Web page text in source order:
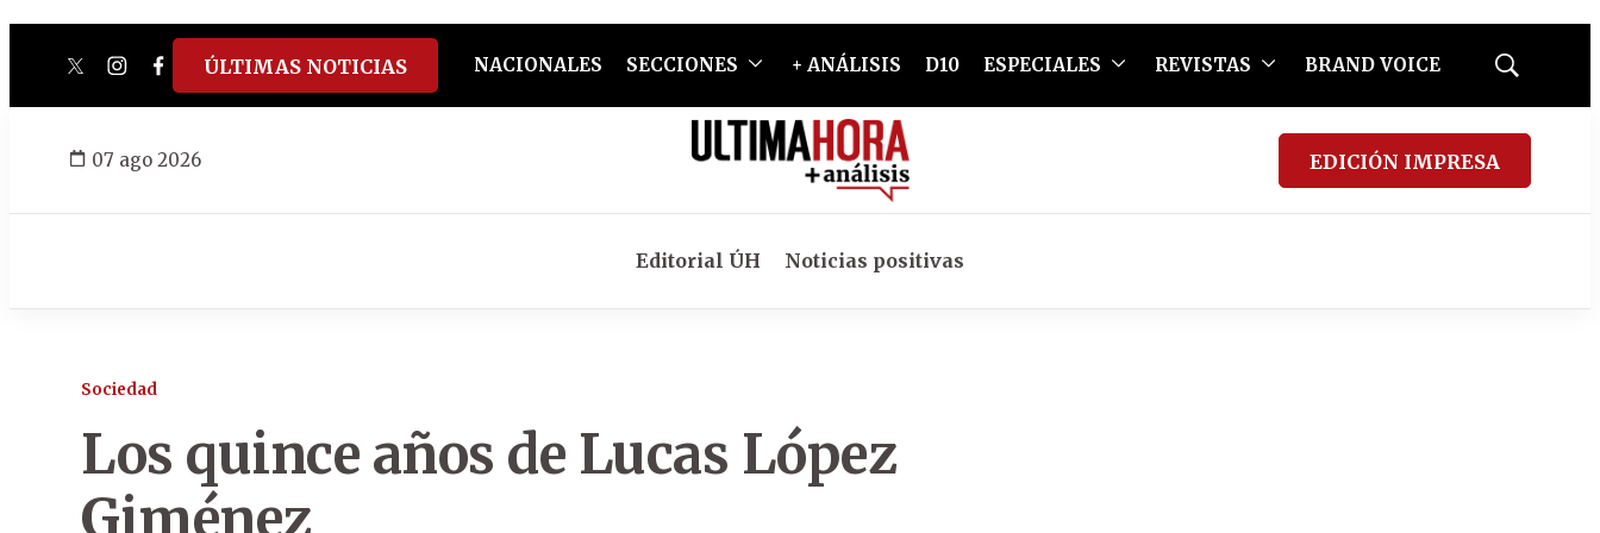
twitterinstagram
facebook
tiktokyoutube
spotify
ÚLTIMAS NOTICIAS NACIONALES SECCIONES + ANÁLISIS D10 ESPECIALES REVISTAS BRAND VOICE
Mostrar
07 ago 2026 EDICIÓN IMPRESA
Editorial ÚH Noticias positivas
Sociedad
Los quince años de Lucas López
Giménez